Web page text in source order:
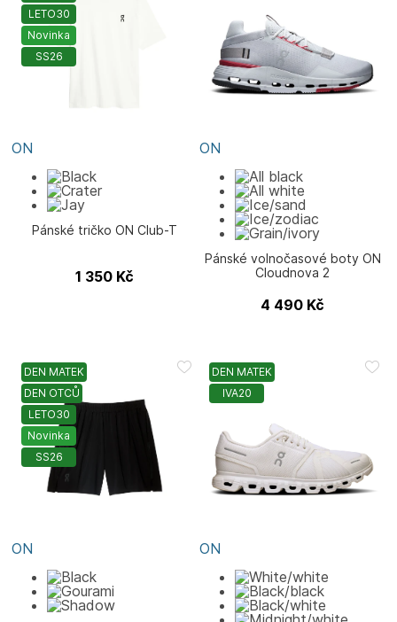
LETO30
Novinka
SS26
ON
Pánské tričko ON Club-T
1 350 Kč
ON
Pánské volnočasové boty ON
Cloudnova 2
4 490 Kč
DEN MATEK
DEN OTCŮ
LETO30
Novinka
SS26
ON
DEN MATEK
IVA20
ON